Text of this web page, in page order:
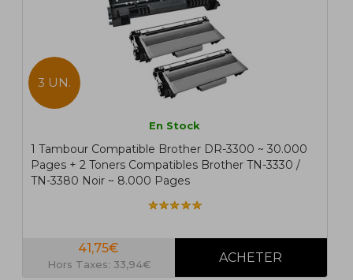
3 UN.
En Stock
1 Tambour Compatible Brother DR-3300 ~ 30.000
Pages + 2 Toners Compatibles Brother TN-3330 /
TN-3380 Noir ~ 8.000 Pages
41,75€
Hors Taxes: 33,94€